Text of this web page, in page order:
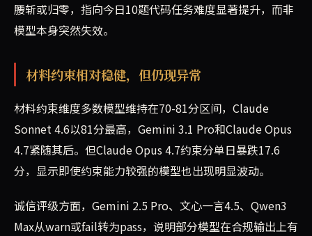
腰斩或归零，指向今日10题代码任务难度显著提升，而非
模型本身突然失效。
材料约束相对稳健，但仍现异常
材料约束维度多数模型维持在70-81分区间，Claude
Sonnet 4.6以81分最高，Gemini 3.1 Pro和Claude Opus
4.7紧随其后。但Claude Opus 4.7约束分单日暴跌17.6
分，显示即使约束能力较强的模型也出现明显波动。
诚信评级方面，Gemini 2.5 Pro、文心一言4.5、Qwen3
Max从warn或fail转为pass，说明部分模型在合规输出上有